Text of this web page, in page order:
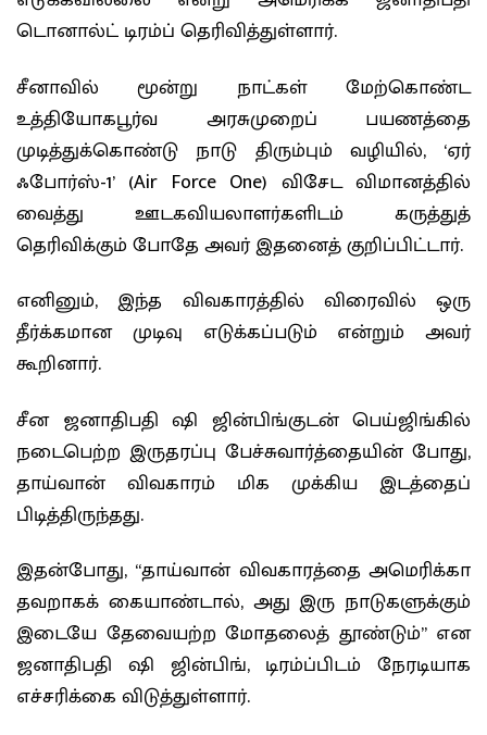
டொனால்ட் டிரம்ப் தெரிவித்துள்ளார்.
சீனாவில் மூன்று நாட்கள் மேற்கொண்ட
உத்தியோகபூர்வ அரசுமுறைப் பயணத்தை
முடித்துக்கொண்டு நாடு திரும்பும் வழியில், ‘ஏர்
ஃபோர்ஸ்-1’ (Air Force One) விசேட விமானத்தில்
வைத்து ஊடகவியலாளர்களிடம் கருத்துத்
தெரிவிக்கும் போதே அவர் இதனைத் குறிப்பிட்டார்.
எனினும், இந்த விவகாரத்தில் விரைவில் ஒரு
தீர்க்கமான முடிவு எடுக்கப்படும் என்றும் அவர்
கூறினார்.
சீன ஜனாதிபதி ஷி ஜின்பிங்குடன் பெய்ஜிங்கில்
நடைபெற்ற இருதரப்பு பேச்சுவார்த்தையின் போது,
தாய்வான் விவகாரம் மிக முக்கிய இடத்தைப்
பிடித்திருந்தது.
இதன்போது, “தாய்வான் விவகாரத்தை அமெரிக்கா
தவறாகக் கையாண்டால், அது இரு நாடுகளுக்கும்
இடையே தேவையற்ற மோதலைத் தூண்டும்” என
ஜனாதிபதி ஷி ஜின்பிங், டிரம்ப்பிடம் நேரடியாக
எச்சரிக்கை விடுத்துள்ளார்.